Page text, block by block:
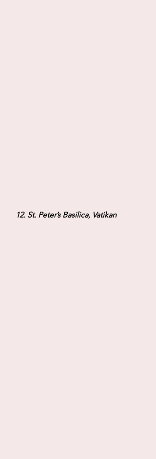
12. St. Peter’s Basilica, Vatikan